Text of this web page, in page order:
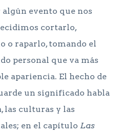
evento que nos
cortarlo,
o raparlo, tomando el
personal que va más
apariencia. El hecho de
un significado habla
las culturas y las
en el capítulo Las